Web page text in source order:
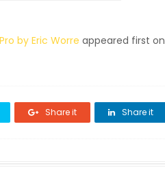
by Eric Worre appeared first on
Share it Share it